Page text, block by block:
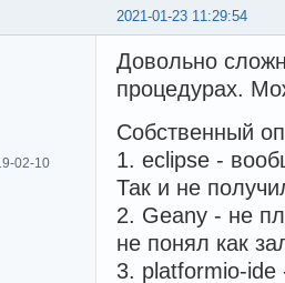
2021-01-23 11:29:54
02-10
Довольно
процедурах.
Собственный
1. eclipse -
Так и не
2. Geany - не
не понял как
3. platformio-ide